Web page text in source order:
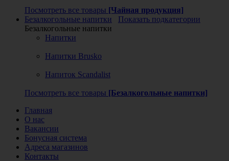
Посмотреть все товары [Чайная продукция]
Безалкогольные напитки
Показать подкатегории
Безалкогольные напитки
Напитки
Напитки Brusko
Напиток Scandalist
Посмотреть все товары [Безалкогольные напитки]
Главная
О нас
Вакансии
Бонусная система
Адреса магазинов
Контакты